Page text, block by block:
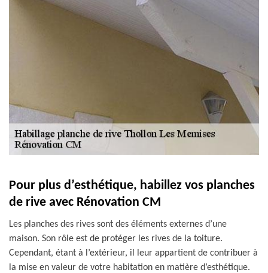
Pour plus d’esthétique, habillez vos planches
de rive avec Rénovation CM
Les planches des rives sont des éléments externes d’une
maison. Son rôle est de protéger les rives de la toiture.
Cependant, étant à l’extérieur, il leur appartient de contribuer à
la mise en valeur de votre habitation en matière d’esthétique.